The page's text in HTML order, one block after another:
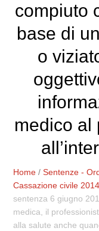
compiuto
base di
o
medico al
Home /Sentenze -
Cassazione civile 2014
sentenza 6 giugno
medica, il
alla salute anche